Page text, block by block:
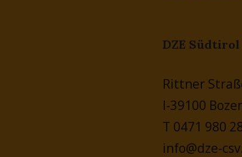
DZE Südtirol
Rittner
I-39100
T 0471 980
info@dze-